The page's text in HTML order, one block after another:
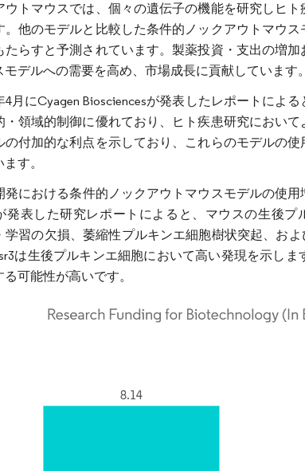
ウトマウスでは、個々の遺伝子の機能を研究しヒ
。他のモデルと比較した条件的ノックアウトマウ
たらすと予測されています。製薬投資・支出の増
デルへの需要を高め、市場成長に貢献しています。
4月にCyagen Biosciencesが発表したレポートによ
・領域的制御に優れており、ヒト疾患研究におい
の付加的な利点を示しており、これらのモデルの
す。
発における条件的ノックアウトマウスモデルの使
発表した研究レポートによると、マウスの生後プ
学習の欠損、萎縮性プルキンエ細胞樹状突起、お
は生後プルキンエ細胞において高い発現を示し
可能性が高いです。